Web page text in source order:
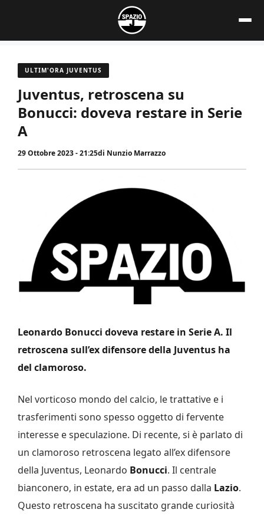
contenuto
ULTIM'ORA JUVENTUS
Juventus, retroscena su
Bonucci: doveva restare in Serie
A
29 Ottobre 2023 - 21:25di Nunzio Marrazzo
Leonardo Bonucci doveva restare in Serie A. Il
retroscena sull’ex difensore della Juventus ha
del clamoroso.
Nel vorticoso mondo del calcio, le trattative e i
trasferimenti sono spesso oggetto di fervente
interesse e speculazione. Di recente, si è parlato di
un clamoroso retroscena legato all’ex difensore
della Juventus, Leonardo Bonucci. Il centrale
bianconero, in estate, era ad un passo dalla Lazio.
Questo retroscena ha suscitato grande curiosità